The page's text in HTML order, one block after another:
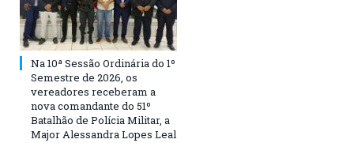
Na 10ª Sessão Ordinária do 1º
Semestre de 2026, os
vereadores receberam a
nova comandante do 51º
Batalhão de Polícia Militar, a
Major Alessandra Lopes Leal